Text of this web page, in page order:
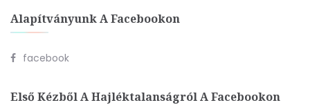
Alapítványunk A Facebookon
facebook
Első Kézből A Hajléktalanságról A Facebookon